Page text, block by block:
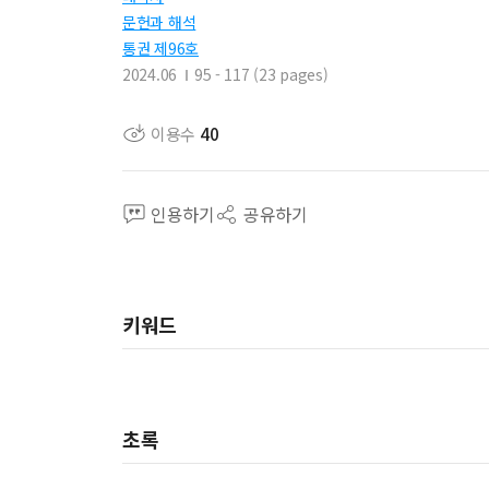
문헌과 해석
통권 제96호
2024.06
95 - 117 (23 pages)
이용수 40
인용하기 공유하기
키워드
초록